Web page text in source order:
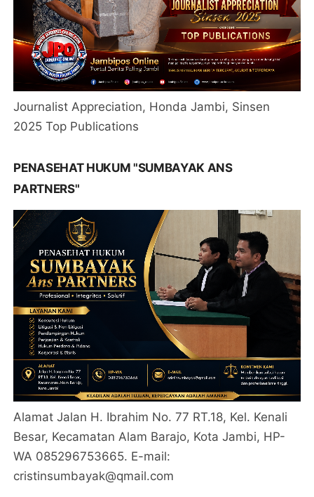
Journalist Appreciation, Honda Jambi, Sinsen
2025 Top Publications
PENASEHAT HUKUM "SUMBAYAK ANS
PARTNERS"
Alamat Jalan H. Ibrahim No. 77 RT.18, Kel. Kenali
Besar, Kecamatan Alam Barajo, Kota Jambi, HP-
WA 085296753665. E-mail:
cristinsumbayak@qmail.com